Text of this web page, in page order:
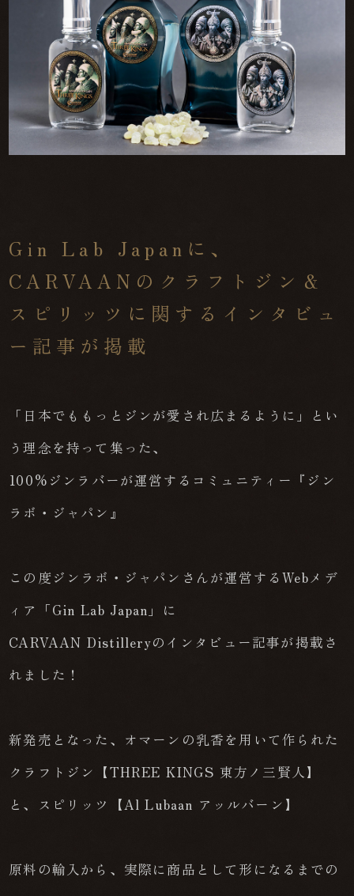
Gin Lab Japanに、
CARVAANのクラフトジン＆
スピリッツに関するインタビュ
ー記事が掲載
「日本でももっとジンが愛され広まるように」とい
う理念を持って集った、
100%ジンラバーが運営するコミュニティー『ジン
ラボ・ジャパン』
この度ジンラボ・ジャパンさんが運営するWebメデ
ィア「Gin Lab Japan」に
CARVAAN Distilleryのインタビュー記事が掲載さ
れました！
新発売となった、オマーンの乳香を用いて作られた
クラフトジン【THREE KINGS 東方ノ三賢人】
と、スピリッツ【Al Lubaan アッルバーン】
原料の輸入から、実際に商品として形になるまでの